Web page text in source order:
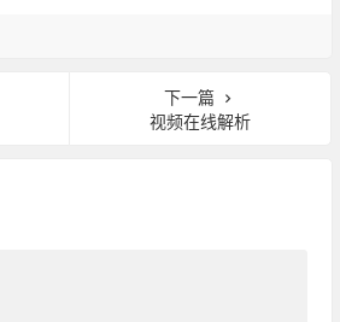
下一篇
视频在线解析